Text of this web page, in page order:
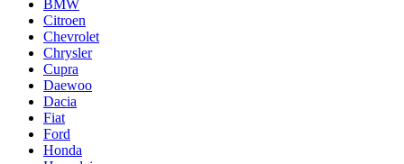
BMW
Citroen
Chevrolet
Chrysler
Cupra
Daewoo
Dacia
Fiat
Ford
Honda